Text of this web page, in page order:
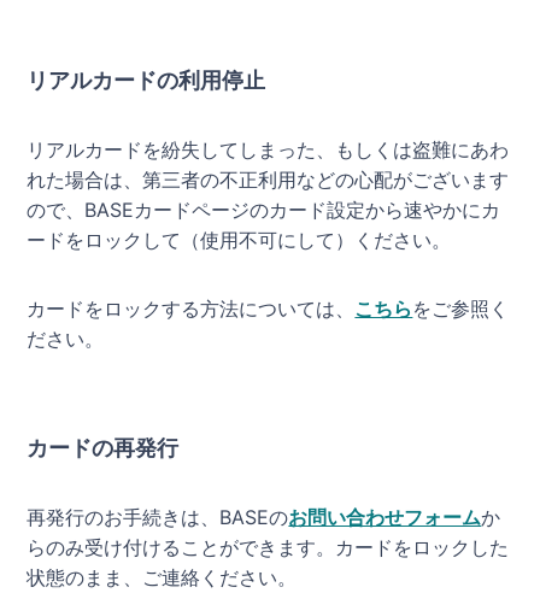
リアルカードの利用停止
リアルカードを紛失してしまった、もしくは盗難にあわ
れた場合は、第三者の不正利用などの心配がございます
ので、BASEカードページのカード設定から速やかにカ
ードをロックして（使用不可にして）ください。
カードをロックする方法については、 こちら をご参照く
ださい。
カードの再発行
再発行のお手続きは、BASEのお問い合わせフォームか
らのみ受け付けることができます。カードをロックした
状態のまま、ご連絡ください。